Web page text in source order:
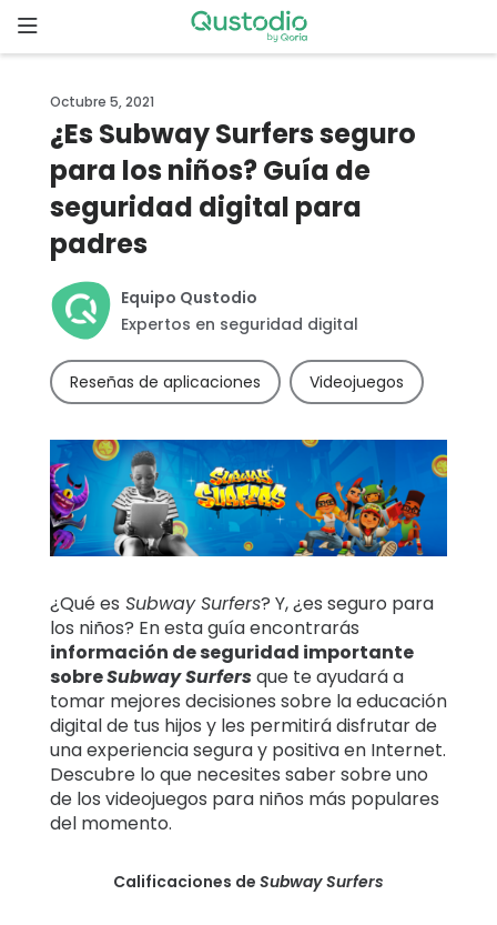
to
content
Comenzar
¿Por qué
elegir
Qustodio?
Funcionalidades
Descargas
Precios
Historias
familiares
Centro de
aprendizaje
Asistencia
Acceso Crear cuenta
Octubre 5, 2021
¿Es Subway Surfers seguro
para los niños? Guía de
seguridad digital para
padres
Equipo Qustodio
Expertos en seguridad digital
Reseñas de aplicaciones Videojuegos
¿Qué es Subway Surfers? Y, ¿es seguro para
los niños? En esta guía encontrarás
información de seguridad importante
sobreSubway Surfersque te ayudará a
tomar mejores decisiones sobre la educación
digital de tus hijos y les permitirá disfrutar de
una experiencia segura y positiva en Internet.
Descubre lo que necesites saber sobre uno
de los videojuegos para niños más populares
del momento.
Calificaciones de Subway Surfers